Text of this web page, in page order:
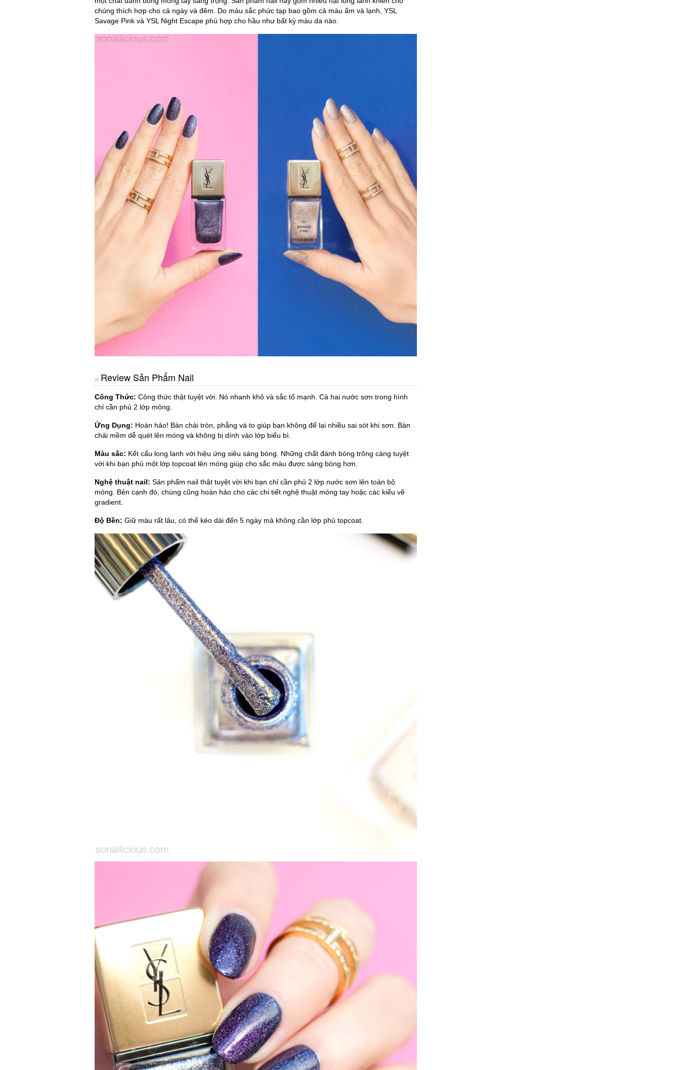
chúng thích hợp cho cả ngày và đêm. Do màu sắc phức tạp bao gồm cả màu ấm và lạnh, YSL
Savage Pink và YSL Night Escape phù hợp cho hầu như bất kỳ màu da nào.
Review Sản Phẩm Nail
Công Thức: Công thức thật tuyệt vời. Nó nhanh khô và sắc tố mạnh. Cả hai nước sơn trong hình
chỉ cần phủ 2 lớp mỏng.
Ứng Dụng: Hoàn hảo! Bàn chải tròn, phẳng và to giúp bạn không để lại nhiều sai sót khi sơn. Bàn
chải mềm dễ quét lên móng và không bị dính vào lớp biểu bì.
Màu sắc: Kết cấu long lanh với hiệu ứng siêu sáng bóng. Những chất đánh bóng trông càng tuyệt
vời khi bạn phủ một lớp topcoat lên móng giúp cho sắc màu được sáng bóng hơn.
Nghệ thuật nail: Sản phẩm nail thật tuyệt vời khi bạn chỉ cần phủ 2 lớp nước sơn lên toàn bộ
móng. Bên cạnh đó, chúng cũng hoàn hảo cho các chi tiết nghệ thuật móng tay hoặc các kiểu vẽ
gradient.
Độ Bền: Giữ màu rất lâu, có thể kéo dài đến 5 ngày mà không cần lớp phủ topcoat.